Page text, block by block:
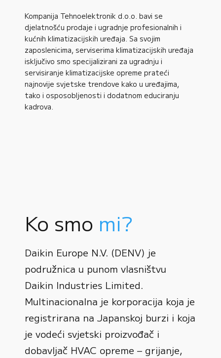
Kompanija Tehnoelektronik d.o.o. bavi se
djelatnošću prodaje i ugradnje profesionalnih i
kućnih klimatizacijskih uređaja. Sa svojim
zaposlenicima, serviserima klimatizacijskih uređaja
isključivo smo specijalizirani za ugradnju i
servisiranje klimatizacijske opreme prateći
najnovije svjetske trendove kako u uređajima,
tako i osposobljenosti i dodatnom educiranju
kadrova.
Ko smo mi?
Daikin Europe N.V. (DENV) je
podružnica u punom vlasništvu
Daikin Industries Limited.
Multinacionalna je korporacija koja je
registrirana na Japanskoj burzi i koja
je vodeći svjetski proizvođač i
dobavljač HVAC opreme – grijanje,
0